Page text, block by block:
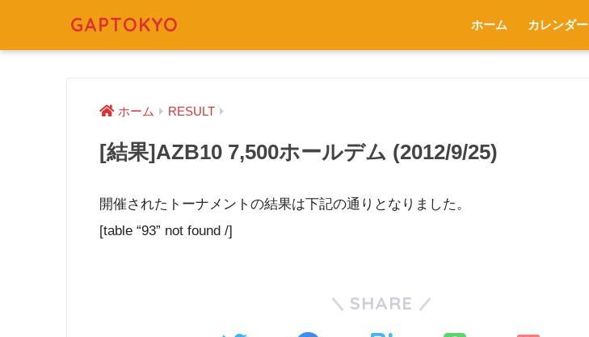
GAPTOKYO ホーム カレンダー
ホーム RESULT
[結果]AZB10 7,500ホールデム (2012/9/25)
開催されたトーナメントの結果は下記の通りとなりました。
[table “93” not found /]
SHARE